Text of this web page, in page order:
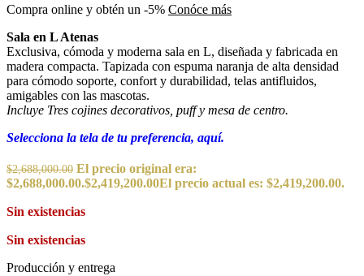
Compra online y obtén un -5% Conóce más
Sala en L Atenas
Exclusiva, cómoda y moderna sala en L, diseñada y fabricada en
madera compacta. Tapizada con espuma naranja de alta densidad
para cómodo soporte, confort y durabilidad, telas antifluidos,
amigables con las mascotas.
Incluye Tres cojines decorativos, puff y mesa de centro.
Selecciona la tela de tu preferencia, aquí.
$2,688,000.00 El precio original era:
$2,688,000.00.$2,419,200.00El precio actual es: $2,419,200.00.
Sin existencias
Sin existencias
Producción y entrega